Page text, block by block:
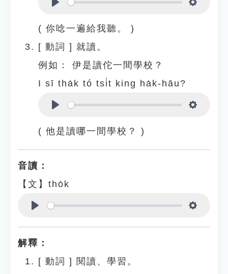
( 你唸一遍給我聽。 )
[ 動詞 ] 就讀。
例如：
伊是讀佗一間學校？
I sī tha̍k tó tsi̍t king ha̍k-hāu?
( 他是讀哪一間學校？ )
音讀：
【文】tho̍k
解釋：
[ 動詞 ] 閱讀、學習。